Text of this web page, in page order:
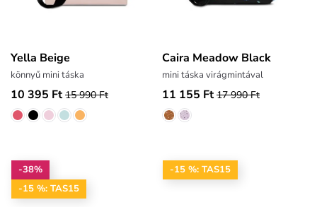
Yella Beige
könnyű mini táska
10 395 Ft 15 990 Ft
Caira Meadow Black
mini táska virágmintával
11 155 Ft 17 990 Ft
-38%
-15 %: TAS15
-15 %: TAS15